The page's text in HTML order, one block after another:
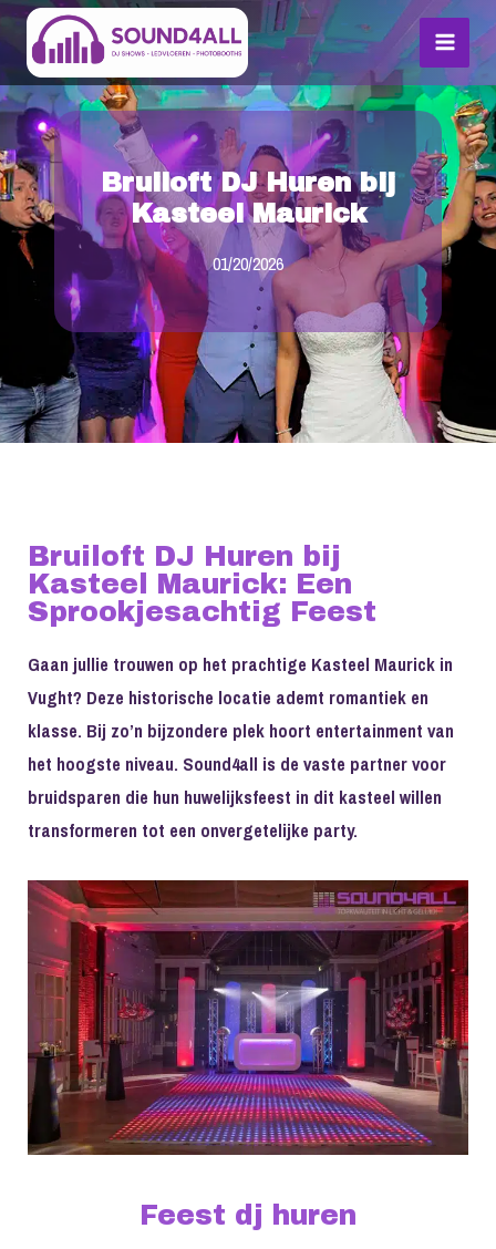
Skip
content
Bruiloft DJ Huren bij
Kasteel Maurick
01/20/2026
Bruiloft DJ Huren bij
Kasteel Maurick: Een
Sprookjesachtig Feest
Gaan jullie trouwen op het prachtige Kasteel Maurick in
Vught? Deze historische locatie ademt romantiek en
klasse. Bij zo’n bijzondere plek hoort entertainment van
het hoogste niveau. Sound4all is de vaste partner voor
bruidsparen die hun huwelijksfeest in dit kasteel willen
transformeren tot een onvergetelijke party.
Feest dj huren